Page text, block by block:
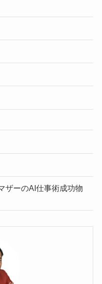
ザーのAI仕事術成功物